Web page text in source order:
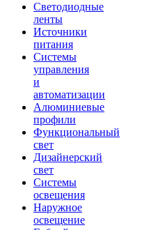
Светодиодные
ленты
Источники
питания
Системы
управления
и
автоматизации
Алюминиевые
профили
Функциональный
свет
Дизайнерский
свет
Системы
освещения
Наружное
освещение